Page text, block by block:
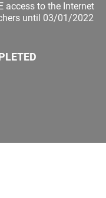
access to the Internet
until 03/01/2022